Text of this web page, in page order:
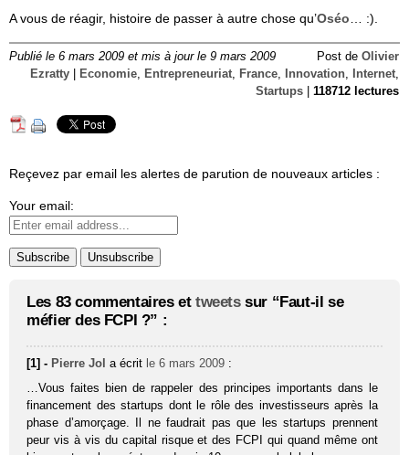
A vous de réagir, histoire de passer à autre chose qu’Oséo… :).
Publié le 6 mars 2009 et mis à jour le 9 mars 2009 Post de Olivier
Ezratty
Economie, Entrepreneuriat, France, Innovation, Internet,
Startups
118712 lectures
Reçevez par email les alertes de parution de nouveaux articles :
Your email:
Les 83 commentaires et tweetssur “Faut-il se
méfier des FCPI ?” :
[1] - Pierre Jol a écrit le 6 mars 2009 :
…Vous faites bien de rappeler des principes importants dans le
financement des startups dont le rôle des investisseurs après la
phase d’amorçage. Il ne faudrait pas que les startups prennent
peur vis à vis du capital risque et des FCPI qui quand même ont